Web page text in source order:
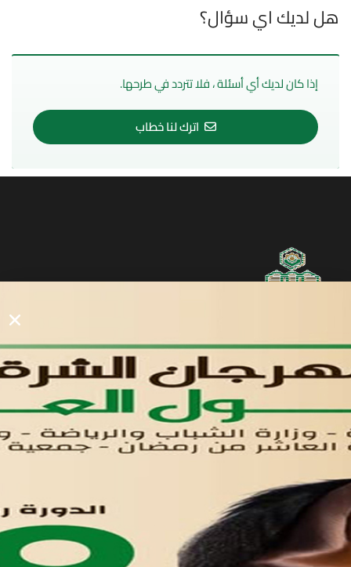
هل لديك اي سؤال؟
إذا كان لديك أي أسئلة ، فلا تتردد في طرحها.
اترك لنا خطاب
الأول
في مدينة العاشر من رمضان القوائم
لوحه التحكم
اتصل بنا
تواصل معنا
مدينة العاشر من رمضان
01221020029